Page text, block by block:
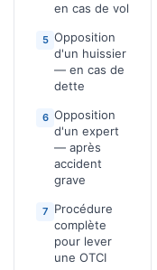
en cas de vol
5 Opposition
d'un huissier
— en cas de
dette
6 Opposition
d'un expert
— après
accident
grave
7 Procédure
complète
pour lever
une OTCI